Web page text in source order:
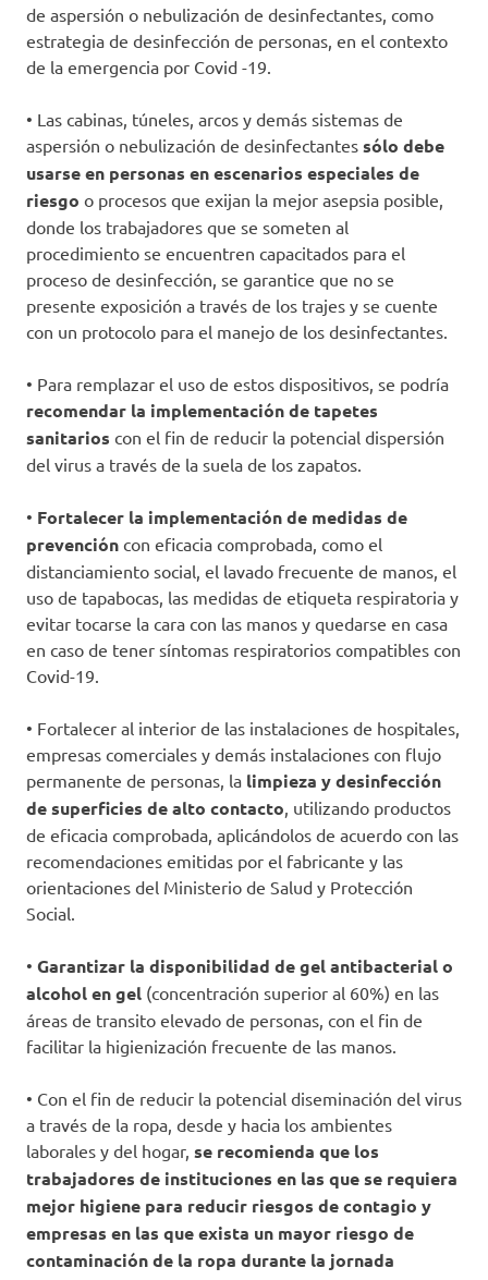
de aspersión o nebulización de desinfectantes, como
estrategia de desinfección de personas, en el contexto
de la emergencia por Covid -19.
• Las cabinas, túneles, arcos y demás sistemas de
aspersión o nebulización de desinfectantes sólo debe
usarse en personas en escenarios especiales de
riesgo o procesos que exijan la mejor asepsia posible,
donde los trabajadores que se someten al
procedimiento se encuentren capacitados para el
proceso de desinfección, se garantice que no se
presente exposición a través de los trajes y se cuente
con un protocolo para el manejo de los desinfectantes.
• Para remplazar el uso de estos dispositivos, se podría
recomendar la implementación de tapetes
sanitarios con el fin de reducir la potencial dispersión
del virus a través de la suela de los zapatos.
• Fortalecer la implementación de medidas de
prevención con eficacia comprobada, como el
distanciamiento social, el lavado frecuente de manos, el
uso de tapabocas, las medidas de etiqueta respiratoria y
evitar tocarse la cara con las manos y quedarse en casa
en caso de tener síntomas respiratorios compatibles con
Covid-19.
• Fortalecer al interior de las instalaciones de hospitales,
empresas comerciales y demás instalaciones con flujo
permanente de personas, la limpieza y desinfección
de superficies de alto contacto, utilizando productos
de eficacia comprobada, aplicándolos de acuerdo con las
recomendaciones emitidas por el fabricante y las
orientaciones del Ministerio de Salud y Protección
Social.
• Garantizar la disponibilidad de gel antibacterial o
alcohol en gel (concentración superior al 60%) en las
áreas de transito elevado de personas, con el fin de
facilitar la higienización frecuente de las manos.
• Con el fin de reducir la potencial diseminación del virus
a través de la ropa, desde y hacia los ambientes
laborales y del hogar, se recomienda que los
trabajadores de instituciones en las que se requiera
mejor higiene para reducir riesgos de contagio y
empresas en las que exista un mayor riesgo de
contaminación de la ropa durante la jornada